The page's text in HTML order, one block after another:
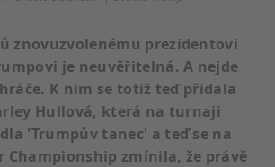
znovuzvolenému prezidentovi
je neuvěřitelná. A nejde
K nim se totiž teď přidala
Hullová, která na turnaji
'Trumpův tanec' a teď se na
Championship zmínila, že právě